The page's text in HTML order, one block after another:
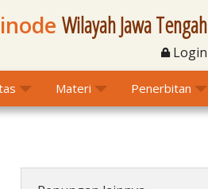
Wilayah Jawa Tengah
Login
Materi Penerbitan